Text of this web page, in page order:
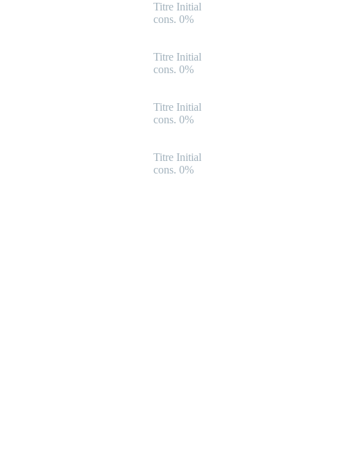
Titre Initial
cons. 0%
Titre Initial
cons. 0%
Titre Initial
cons. 0%
Titre Initial
cons. 0%